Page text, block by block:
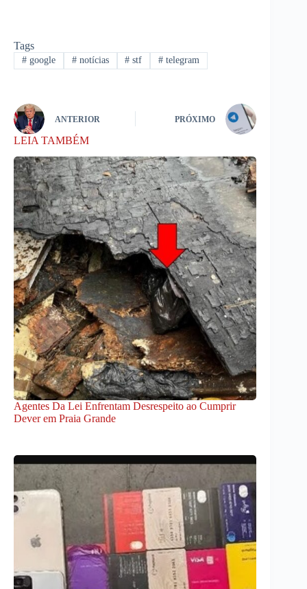
Tags
#google #notícias # stf # telegram
ANTERIOR PRÓXIMO
LEIA TAMBÉM
Agentes Da Lei Enfrentam Desrespeito ao Cumprir
Dever em Praia Grande